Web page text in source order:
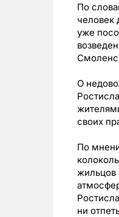
По
человек
уже
О
своих
По
жильцов
ни